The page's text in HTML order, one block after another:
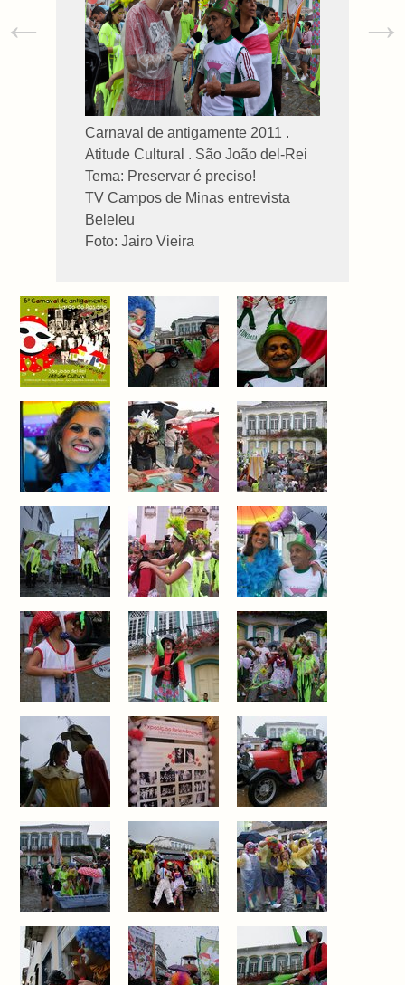
Carnaval de antigamente 2011 .
Atitude Cultural . São João del-Rei
Tema: Preservar é preciso!
TV Campos de Minas entrevista
Beleleu
Foto: Jairo Vieira
← →